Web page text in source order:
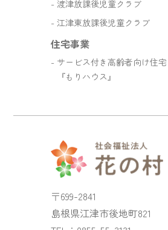
渡津放課後児童クラブ
江津東放課後児童クラブ
住宅事業
サービス付き高齢者向け住宅
『もりハウス』
〒699-2841
島根県江津市後地町821